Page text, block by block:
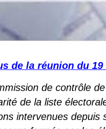
de la réunion du 19
de contrôle
de la liste
intervenues depuis